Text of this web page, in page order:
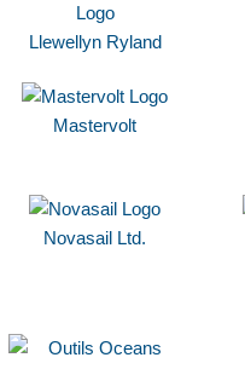
Llewellyn Ryland
Mastervolt
Novasail Ltd.